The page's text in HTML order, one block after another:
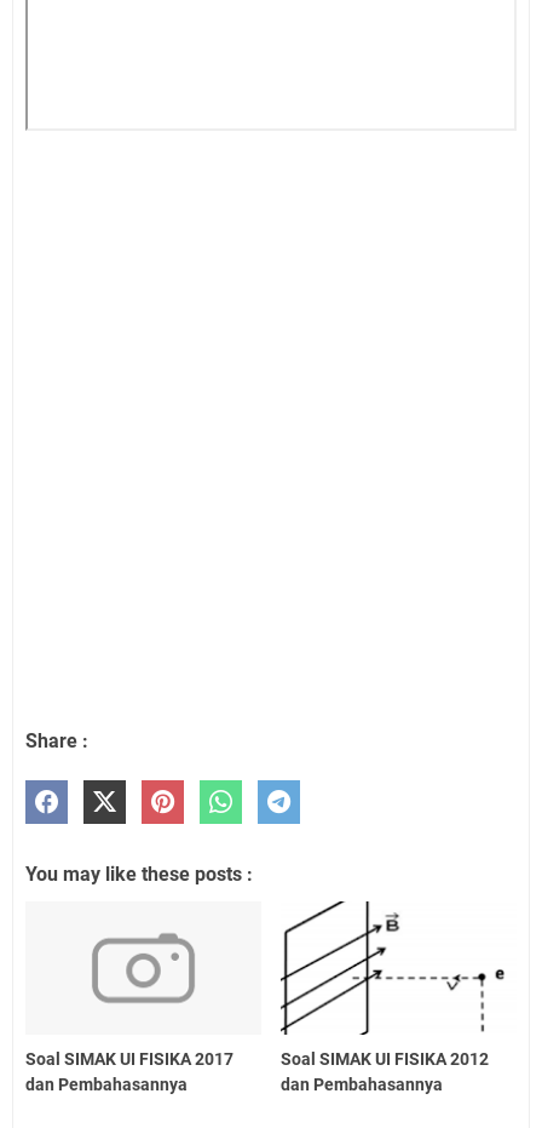
Share :
You may like these posts :
Soal SIMAK UI FISIKA 2017
dan Pembahasannya
Soal SIMAK UI FISIKA 2012
dan Pembahasannya